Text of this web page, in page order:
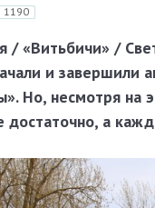
1190
/ «Витьбичи» /
и завершили
Но, несмотря на
а